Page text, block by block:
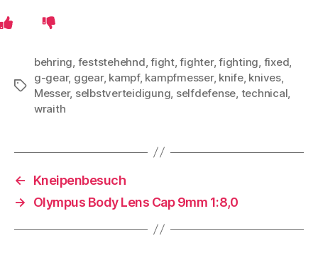
Schlagwörter
behring feststehehnd ,fight,fighter,fighting fixed
g-gear, ggear, kampf, kampfmesser, knife, knives,
Messer, selbstverteidigung selfdefense technical
wraith
←
Kneipenbesuch
→
Olympus Body Lens Cap 9mm 1:8,0